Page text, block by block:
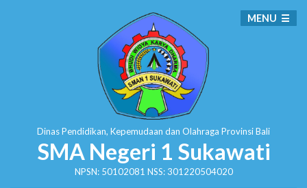
Dinas Pendidikan, Kepemudaan dan Olahraga Provinsi Bali
SMA Negeri 1 Sukawati
NPSN: 50102081 NSS: 301220504020
MENU